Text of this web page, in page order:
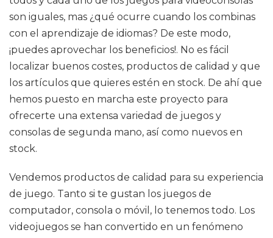
son iguales, mas ¿qué ocurre cuando los combinas
con el aprendizaje de idiomas? De este modo,
¡puedes aprovechar los beneficios!. No es fácil
localizar buenos costes, productos de calidad y que
los artículos que quieres estén en stock. De ahí que
hemos puesto en marcha este proyecto para
ofrecerte una extensa variedad de juegos y
consolas de segunda mano, así como nuevos en
stock.
Vendemos productos de calidad para su experiencia
de juego. Tanto si te gustan los juegos de
computador, consola o móvil, lo tenemos todo. Los
videojuegos se han convertido en un fenómeno